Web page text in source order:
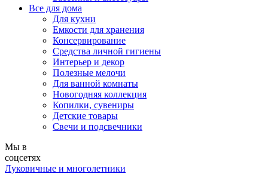
Все для дома
Для кухни
Емкости для хранения
Консервирование
Средства личной гигиены
Интерьер и декор
Полезные мелочи
Для ванной комнаты
Новогодняя коллекция
Копилки, сувениры
Детские товары
Свечи и подсвечники
Мы в
соцсетях
Луковичные и многолетники